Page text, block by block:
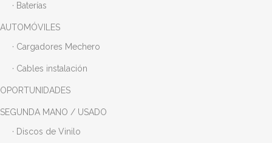
· Baterías
AUTOMÓVILES
· Cargadores Mechero
· Cables instalación
OPORTUNIDADES
SEGUNDA MANO / USADO
· Discos de Vinilo